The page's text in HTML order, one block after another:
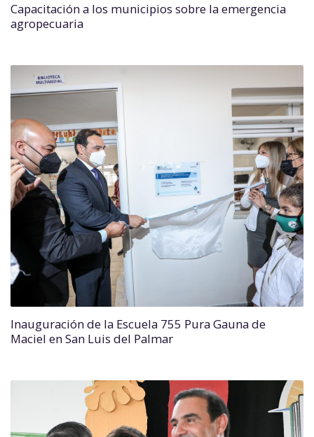
Capacitación a los municipios sobre la emergencia
agropecuaria
Inauguración de la Escuela 755 Pura Gauna de
Maciel en San Luis del Palmar